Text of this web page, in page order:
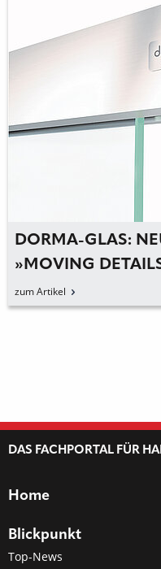
DORMA-GLAS:
»MOVING
zum Artikel
DAS FACHPORTAL FÜR
Home
Blickpunkt
Top-News